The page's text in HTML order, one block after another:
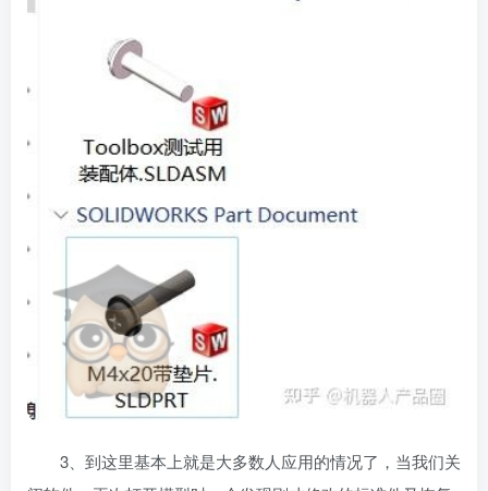
3、到这里基本上就是大多数人应用的情况了，当我们关